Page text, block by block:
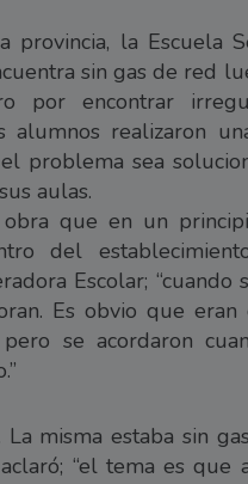
la Escuela
sin gas de red
por encontrar
alumnos realizaron
problema sea
aulas.
que en un
del
Escolar; “cuando
Es obvio que
se acordaron
misma estaba sin
“el tema es que